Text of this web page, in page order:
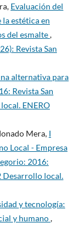
Evaluación del
estética en
del esmalte,
Revista San
alternativa para
Revista San
ENERO
Mera, I
Local - Empresa
2016:
Desarrollo local.
y tecnología:
y humano,